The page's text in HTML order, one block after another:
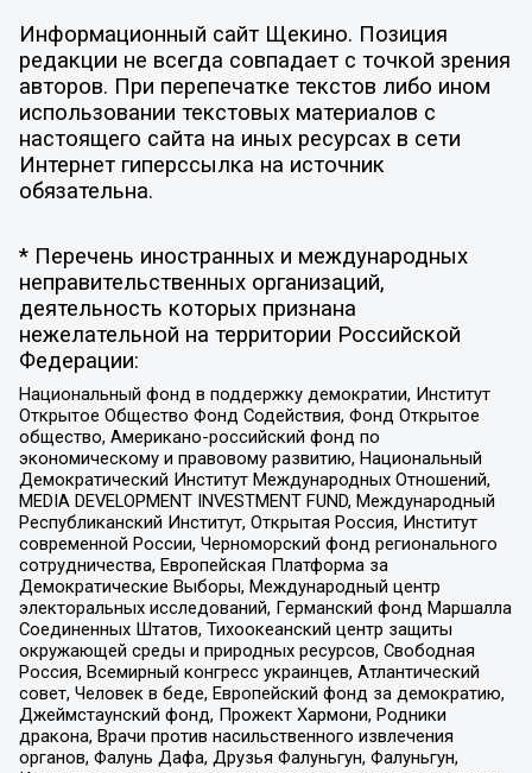
Информационный сайт Щекино. Позиция
редакции не всегда совпадает с точкой зрения
авторов. При перепечатке текстов либо ином
использовании текстовых материалов с
настоящего сайта на иных ресурсах в сети
Интернет гиперссылка на источник
обязательна.
* Перечень иностранных и международных
неправительственных организаций,
деятельность которых признана
нежелательной на территории Российской
Федерации:
Национальный фонд в поддержку демократии, Институт
Открытое Общество Фонд Содействия, Фонд Открытое
общество, Американо-российский фонд по
экономическому и правовому развитию, Национальный
Демократический Институт Международных Отношений,
MEDIA DEVELOPMENT INVESTMENT FUND, Международный
Республиканский Институт, Открытая Россия, Институт
современной России, Черноморский фонд регионального
сотрудничества, Европейская Платформа за
Демократические Выборы, Международный центр
электоральных исследований, Германский фонд Маршалла
Соединенных Штатов, Тихоокеанский центр защиты
окружающей среды и природных ресурсов, Свободная
Россия, Всемирный конгресс украинцев, Атлантический
совет, Человек в беде, Европейский фонд за демократию,
Джеймстаунский фонд, Прожект Хармони, Родники
дракона, Врачи против насильственного извлечения
органов, Фалунь Дафа, Друзья Фалуньгун, Фалуньгун,